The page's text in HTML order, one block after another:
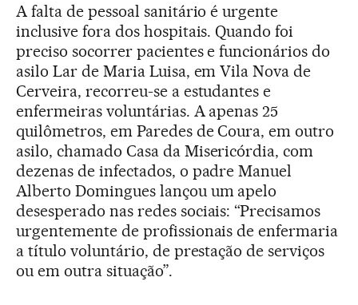
A falta de pessoal sanitário é urgente
inclusive fora dos hospitais. Quando foi
preciso socorrer pacientes e funcionários do
asilo Lar de Maria Luisa, em Vila Nova de
Cerveira, recorreu-se a estudantes e
enfermeiras voluntárias. A apenas 25
quilômetros, em Paredes de Coura, em outro
asilo, chamado Casa da Misericórdia, com
dezenas de infectados, o padre Manuel
Alberto Domingues lançou um apelo
desesperado nas redes sociais: “Precisamos
urgentemente de profissionais de enfermaria
a título voluntário, de prestação de serviços
ou em outra situação”.